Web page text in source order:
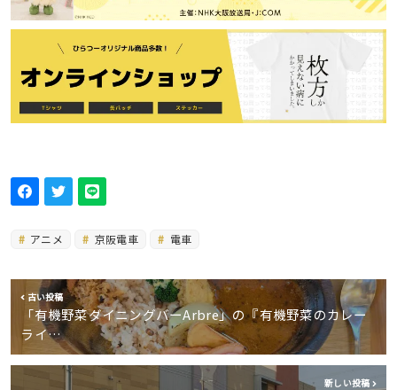
アニメ 京阪電車 電車
古い投稿
「有機野菜ダイニングバーArbre」の『有機野菜のカレー
ライ…
新しい投稿